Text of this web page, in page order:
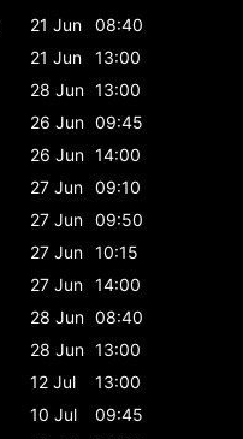
21 Jun
08:40
21 Jun
13:00
28 Jun 13:00
26 Jun 09:45
26 Jun 14:00
27 Jun 09:10
27 Jun 09:50
27 Jun 10:15
27 Jun 14:00
28 Jun 08:40
28 Jun 13:00
12 Jul
13:00
10 Jul
09:45